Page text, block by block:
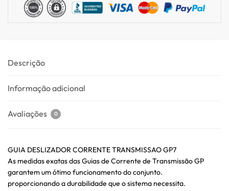
Descrição
Informação adicional
Avaliações 0
GUIA DESLIZADOR CORRENTE TRANSMISSAO GP7
As medidas exatas das Guias de Corrente de Transmissão GP
garantem um ótimo funcionamento do conjunto.
proporcionando a durabilidade que o sistema necessita.